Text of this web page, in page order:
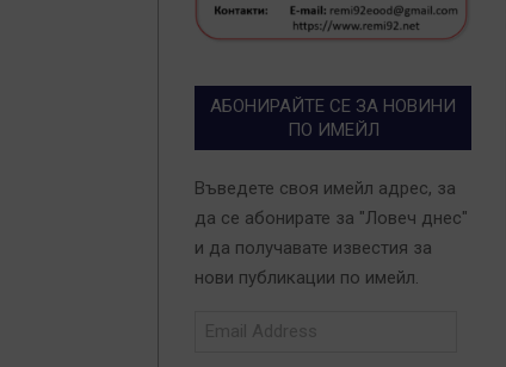
АБОНИРАЙТЕ СЕ ЗА НОВИНИ
ПО ИМЕЙЛ
Въведете своя имейл адрес, за
да се абонирате за "Ловеч днес"
и да получавате известия за
нови публикации по имейл.